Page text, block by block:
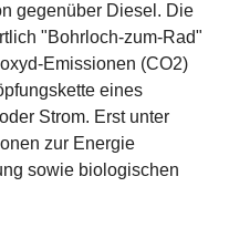
gegenüber Diesel. Die
"Bohrloch-zum-Rad"
Emissionen (CO2)
eines
Strom. Erst unter
zur Energie
sowie biologischen